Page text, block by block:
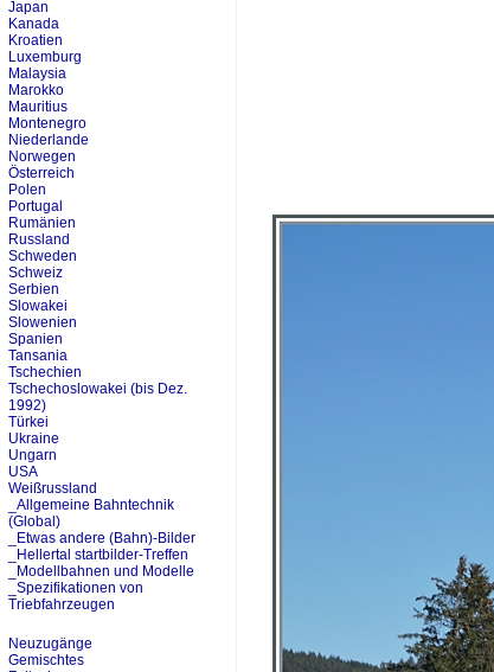
Japan
Kanada
Kroatien
Luxemburg
Malaysia
Marokko
Mauritius
Montenegro
Niederlande
Norwegen
Österreich
Polen
Portugal
Rumänien
Russland
Schweden
Schweiz
Serbien
Slowakei
Slowenien
Spanien
Tansania
Tschechien
Tschechoslowakei (bis Dez.
1992)
Türkei
Ukraine
Ungarn
USA
Weißrussland
_Allgemeine Bahntechnik
(Global)
_Etwas andere (Bahn)-Bilder
_Hellertal startbilder-Treffen
_Modellbahnen und Modelle
_Spezifikationen von
Triebfahrzeugen
Neuzugänge
Gemischtes